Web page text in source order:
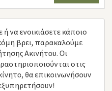
να ενοικιάσετε κάποιο
βρει, παρακαλούμε
Ακινήτου. Οι
στις
θα επικοινωνήσουν